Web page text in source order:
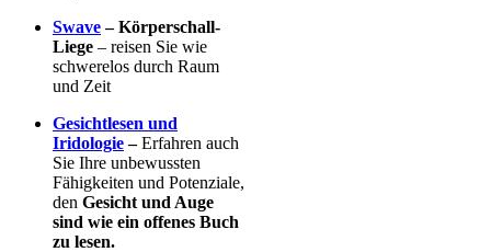
Swave– Körperschall-
Liege – reisen Sie wie
schwerelos durch Raum
und Zeit
Gesichtlesen und
Iridologie–Erfahren auch
Sie Ihre unbewussten
Fähigkeiten und Potenziale,
den Gesicht und Auge
sind wie ein offenes Buch
zu lesen.